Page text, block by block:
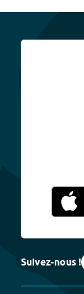
Suivez-nous !